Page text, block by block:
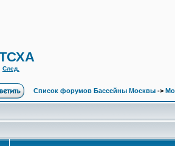
След.
Список форумов Бассейны Москвы ->